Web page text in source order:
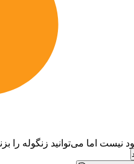
نیست اما می‌توانید زنگوله